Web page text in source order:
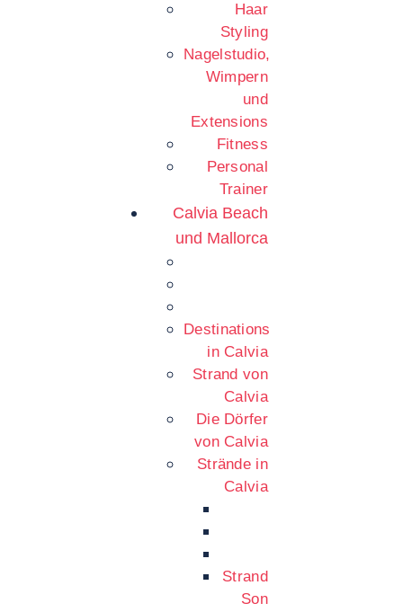
Haar
Styling
Nagelstudio,
Wimpern
und
Extensions
Fitness
Personal
Trainer
Calvia Beach
und Mallorca
Destinations
in Calvia
Strand von
Calvia
Die Dörfer
von Calvia
Strände in
Calvia
Strand
Son